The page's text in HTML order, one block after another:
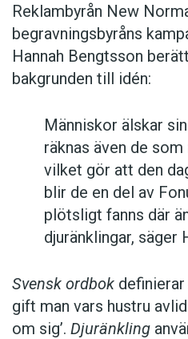
Reklambyrån New
begravningsbyråns
Hannah Bengtsson
bakgrunden till idén:
Människor älskar
räknas även de
vilket gör att den
blir de en del av
plötsligt fanns där
djuränklingar, säger
Svensk ordbok definierar
gift man vars hustru
om sig’. Djuränkling